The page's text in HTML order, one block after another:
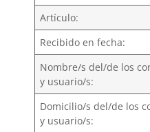
Artículo:
Recibido en fecha:
Nombre/s del/de los
y usuario/s:
Domicilio/s del/de los
y usuario/s: